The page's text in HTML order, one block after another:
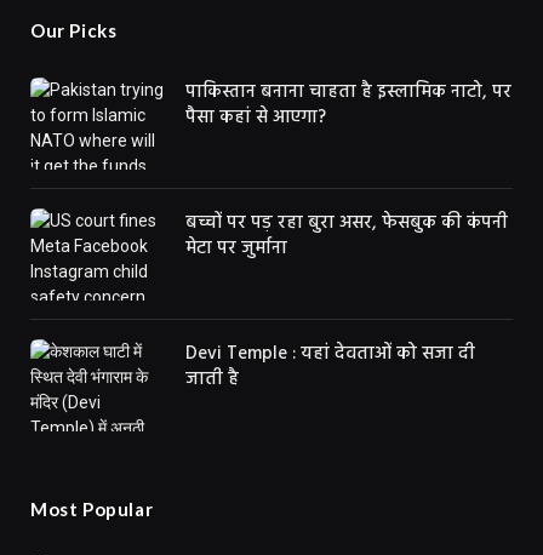
Our Picks
पाकिस्तान बनाना चाहता है इस्लामिक नाटो, पर
पैसा कहां से आएगा?
बच्चों पर पड़ रहा बुरा असर, फेसबुक की कंपनी
मेटा पर जुर्माना
Devi Temple : यहां देवताओं को सजा दी
जाती है
Most Popular